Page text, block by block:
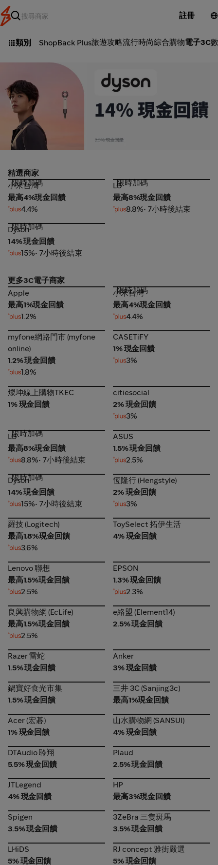
註冊
類別 ShopBack Plus旅遊攻略流行時尚綜合購物電子3C
Dyson_2026-08-06_web_l1_electronic goods_hero
精選商家
小米台灣
限時加碼
小米台灣
最高4%現金回饋
4.4%
LG限時加碼
LG
最高8%現金回饋
8.8%• 7小時後結束
Dyson
限時加碼
Dyson
14% 現金回饋
15%• 7小時後結束
更多3C電子商家
Apple
Apple
最高1%現金回饋
1.2%
小米台灣
限時加碼
小米台灣
最高4%現金回饋
4.4%
myfone網路門市 (myfone
online)
myfone網路門市 (myfone
online)
1.2% 現金回饋
1.8%
CASETiFY
CASETiFY
1% 現金回饋
3%
燦坤線上購物TKEC
燦坤線上購物TKEC
1% 現金回饋
citiesocial
citiesocial
2% 現金回饋
3%
LG限時加碼
LG
最高8%現金回饋
8.8%• 7小時後結束
ASUS
ASUS
1.5% 現金回饋
2.5%
Dyson
限時加碼
Dyson
14% 現金回饋
15%• 7小時後結束
恆隆行 (Hengstyle)
恆隆行 (Hengstyle)
2% 現金回饋
3%
羅技 (Logitech)
羅技 (Logitech)
最高1.8%現金回饋
3.6%
ToySelect 拓伊生活
ToySelect 拓伊生活
4% 現金回饋
Lenovo 聯想
Lenovo 聯想
最高1.5%現金回饋
2.5%
EPSON
EPSON
1.3% 現金回饋
2.3%
良興購物網 (EcLife)
良興購物網 (EcLife)
最高1.5%現金回饋
2.5%
e絡盟 (Element14)
e絡盟 (Element14)
2.5% 現金回饋
Razer 雷蛇
Razer 雷蛇
1.5% 現金回饋
Anker
Anker
3% 現金回饋
鍋寶好食光市集
鍋寶好食光市集
1.5% 現金回饋
三井 3C (Sanjing3c)
三井 3C (Sanjing3c)
最高1%現金回饋
Acer (宏碁)
Acer (宏碁)
1% 現金回饋
山水購物網 (SANSUI)
山水購物網 (SANSUI)
4% 現金回饋
DTAudio 聆翔
DTAudio 聆翔
5.5% 現金回饋
Plaud
Plaud
2.5% 現金回饋
JTLegend
JTLegend
4% 現金回饋
HP
HP
最高3%現金回饋
Spigen
Spigen
3.5% 現金回饋
3ZeBra 三隻斑馬
3ZeBra 三隻斑馬
3.5% 現金回饋
LHiDS
LHiDS
5% 現金回饋
RJ concept 雅街嚴選
RJ concept 雅街嚴選
5% 現金回饋